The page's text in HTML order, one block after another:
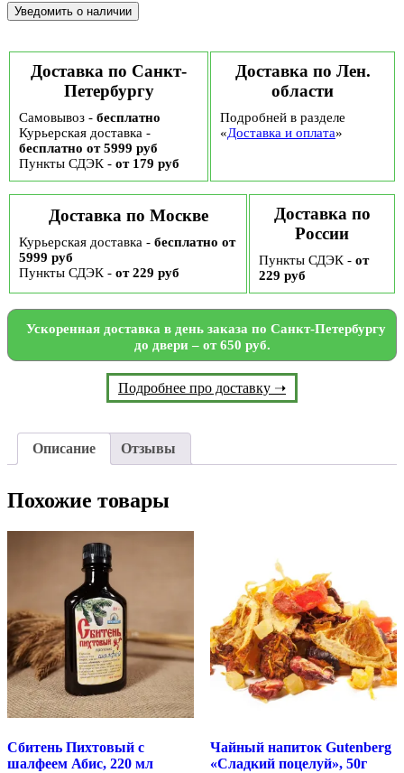
Доставка по Санкт-
Петербургу
Самовывоз - бесплатно
Курьерская доставка -
бесплатно от 5999 руб
Пункты СДЭК - от 179 руб
Доставка по Лен.
области
Подробней в разделе
«Доставка и оплата»
Доставка по Москве
Курьерская доставка - бесплатно от
5999 руб
Пункты СДЭК - от 229 руб
Доставка по
России
Пункты СДЭК - от
229 руб
Ускоренная доставка в день заказа по Санкт-Петербургу
до двери – от 650 руб.
Подробнее про доставку ➝
Описание Отзывы
Похожие товары
Сбитень Пихтовый с
шалфеем Абис, 220 мл
Чайный напиток Gutenberg
«Сладкий поцелуй», 50г